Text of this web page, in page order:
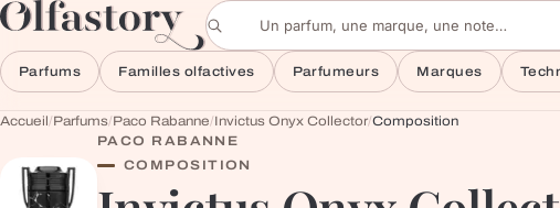
Aller au contenu
Rechercher un parfum
Parfums Familles olfactives Parfumeurs Marques
Accueil/Parfums/Paco Rabanne/Invictus Onyx Collector/Composition
PACO RABANNE
COMPOSITION